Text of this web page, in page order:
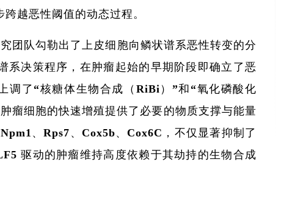
越恶性阈值的动态过程。
团队勾勒出了上皮细胞向鳞状谱系恶性转变的分
决策程序，在肿瘤起始的早期阶段即确立了恶
调了“核糖体生物合成（RiBi）”和“氧化磷酸化
瘤细胞的快速增殖提供了必要的物质支撑与能量
、Rps7、Cox5b、Cox6C，不仅显著抑制了
驱动的肿瘤维持高度依赖于其劫持的生物合成